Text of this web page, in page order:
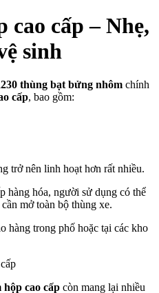
cao cấp – Nhẹ,
sinh
thùng bạt bửng nhôm chính
cấp, bao gồm:
trở nên linh hoạt hơn rất nhiều.
hàng hóa, người sử dụng có thể
mở toàn bộ thùng xe.
hàng trong phố hoặc tại các kho
hộp cao cấp còn mang lại nhiều